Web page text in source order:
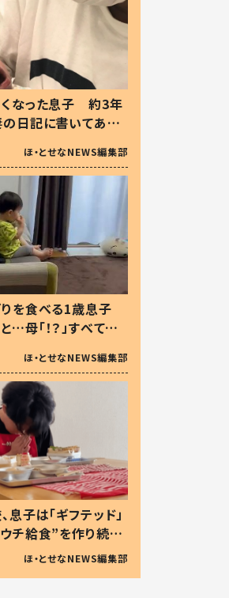
なった息子 約3年
日記に書いてあっ
ほ・とせなNEWS編集部
りを食べる1歳息子
…母「！？」すべてを
「可愛いから許
ほ・とせなNEWS編集部
子は「ギフテッド」
チ給食”を作り続け
和の親 #令和の子
ほ・とせなNEWS編集部